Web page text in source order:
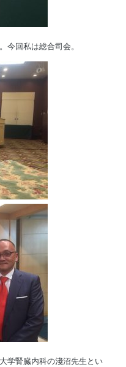
今回私は総合司会。
学腎臓内科の淺沼先生とい